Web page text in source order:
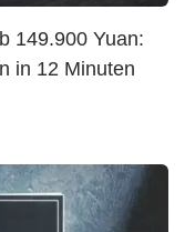
149.900 Yuan:
in 12 Minuten